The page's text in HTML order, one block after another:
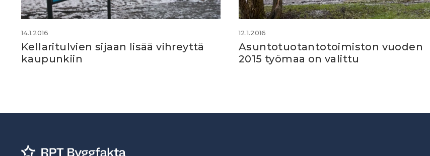
14.1.2016
Kellaritulvien sijaan lisää vihreyttä
kaupunkiin
12.1.2016
Asuntotuotantotoimiston vuoden
2015 työmaa on valittu